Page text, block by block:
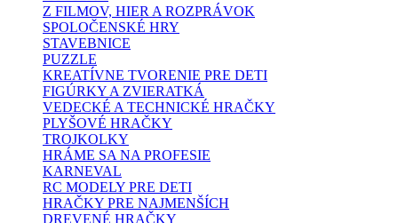
Z FILMOV, HIER A ROZPRÁVOK
SPOLOČENSKÉ HRY
STAVEBNICE
PUZZLE
KREATÍVNE TVORENIE PRE DETI
FIGÚRKY A ZVIERATKÁ
VEDECKÉ A TECHNICKÉ HRAČKY
PLYŠOVÉ HRAČKY
TROJKOLKY
HRÁME SA NA PROFESIE
KARNEVAL
RC MODELY PRE DETI
HRAČKY PRE NAJMENŠÍCH
DREVENÉ HRAČKY